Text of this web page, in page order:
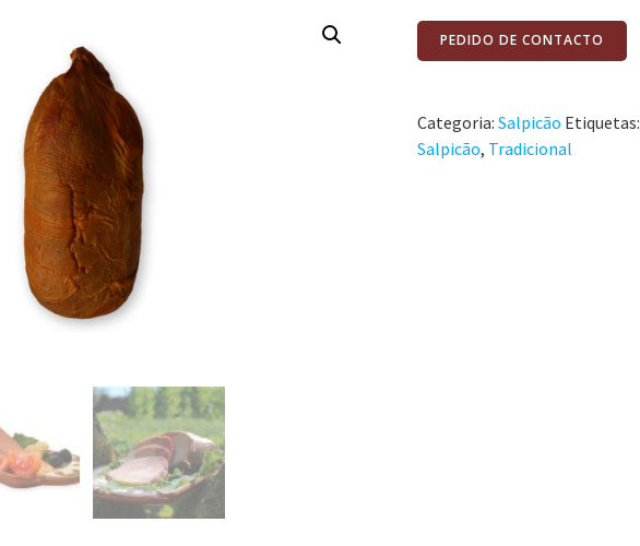
PEDIDO DE CONTACTO
Categoria: Salpicão Etiquetas:
Salpicão, Tradicional